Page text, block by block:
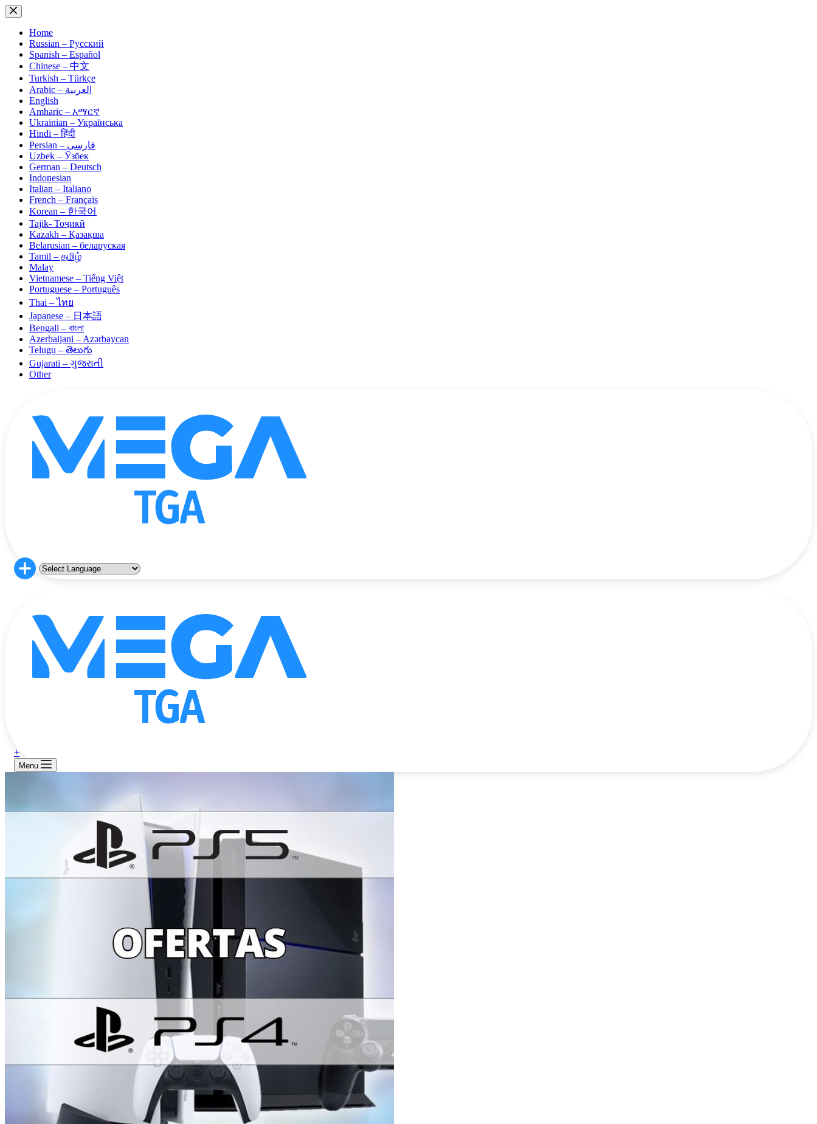
Skip
to
contentHome
Russian – Русский
Spanish – Español
Chinese – 中文
Turkish – Türkçe
Arabic – العربية
English
Amharic – አማርኛ
Ukrainian – Українська
Hindi – हिंदी
Persian – فارسی
Uzbek – Ўзбек
German – Deutsch
Indonesian
Italian – Italiano
French – Français
Korean – 한국어
Tajik- Тоҷикӣ
Kazakh – Қазақша
Belarusian – беларуская
Tamil – தமிழ்
Malay
Vietnamese – Tiếng Việt
Portuguese – Português
Thai – ไทย
Japanese – 日本語
Bengali – বাংলা
Azerbaijani – Azərbaycan
Telugu – తెలుగు
Gujarati – ગુજરાતી
Other
+
Menu